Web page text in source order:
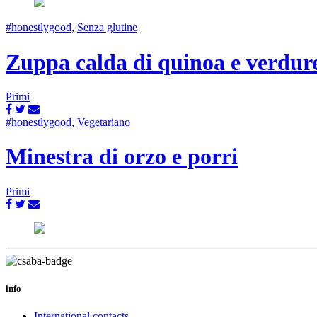
#honestlygood, Senza glutine
Zuppa calda di quinoa e
Primi
#honestlygood, Vegetariano
Minestra di orzo e porri
Primi
info